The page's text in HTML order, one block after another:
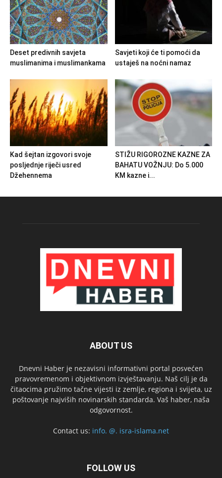
Deset predivnih savjeta
muslimanima i muslimankama
Savjeti koji će ti pomoći da
ustaješ na noćni namaz
Kad šejtan izgovori svoje
posljednje riječi usred
Džehennema
STIŽU RIGOROZNE KAZNE ZA
BAHATU VOŽNJU: Do 5.000
KM kazne i...
ABOUT US
Dnevni Haber je nezavisni informativni portal posvećen
pravovremenom i objektivnom izvještavanju. Naš cilj je da
čitaocima pružimo tačne vijesti iz zemlje, regiona i svijeta, uz
poštovanje najviših novinarskih standarda. Vaš haber, naša
odgovornost.
Contact us: info. @. isra-islama.net
FOLLOW US